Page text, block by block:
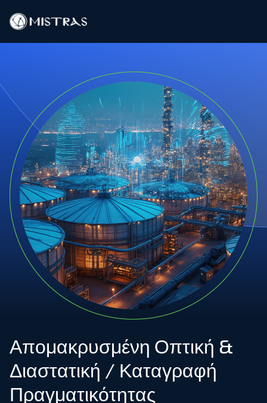
Υπηρεσίες πεδίου
Υπηρεσίες εντός εργαστηρίου
Προϊόντα
Βιομηχανίες
Πόροι
Επικοινωνία
Γίνετε μέλος της ομάδας μας
EL
Καθολικός
Απομακρυσμένη Οπτική &
Διαστατική / Καταγραφή
Πραγματικότητας